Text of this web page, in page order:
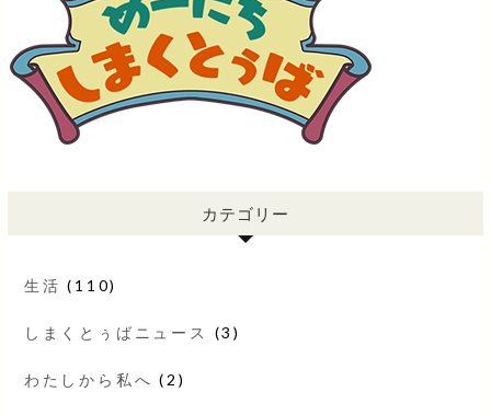
カテゴリー
生活 (110)
しまくとぅばニュース (3)
わたしから私へ (2)